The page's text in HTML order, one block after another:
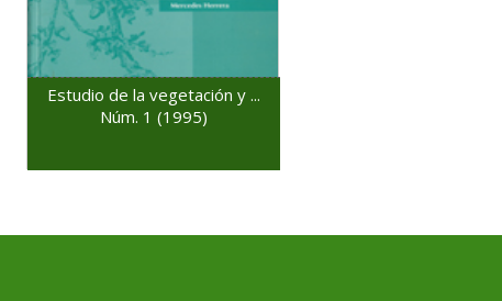
Estudio de la vegetación y ...
Núm. 1 (1995)